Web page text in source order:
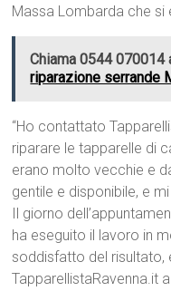
Massa Lombarda che
Chiama 0544 070014
riparazione serrande
“Ho contattato
riparare le tapparelle di
erano molto vecchie e
gentile e disponibile, e
Il giorno
ha eseguito il lavoro in
soddisfatto del risultato,
TapparellistaRavenna.it